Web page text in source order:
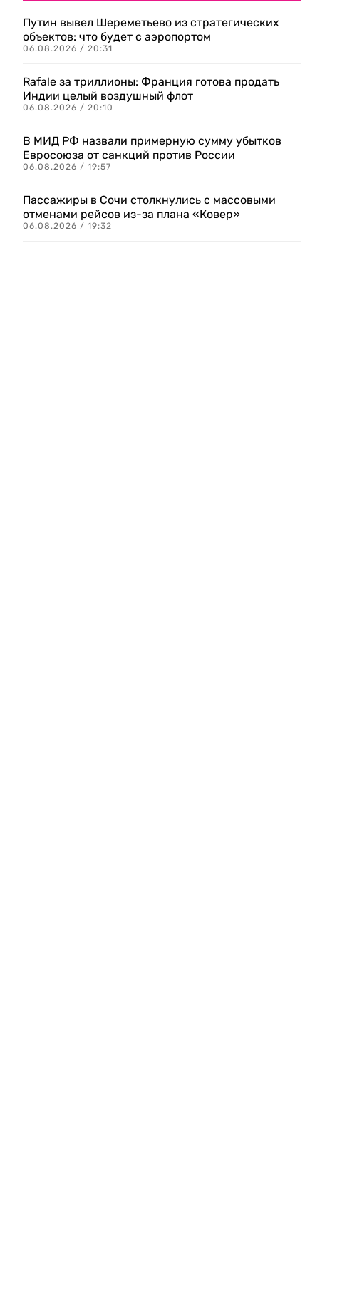
Путин вывел Шереметьево из стратегических
объектов: что будет с аэропортом
06.08.2026 / 20:31
Rafale за триллионы: Франция готова продать
Индии целый воздушный флот
06.08.2026 / 20:10
В МИД РФ назвали примерную сумму убытков
Евросоюза от санкций против России
06.08.2026 / 19:57
Пассажиры в Сочи столкнулись с массовыми
отменами рейсов из-за плана «Ковер»
06.08.2026 / 19:32